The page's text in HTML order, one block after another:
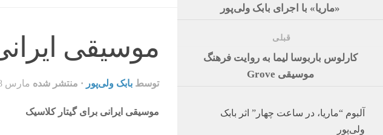
موسیقی
توسط بابک ولی‌پور · منتشر شده مارس 28, 2016
موسیقی ایرانی برای گیتار کلاسیک
«ماریا» با اجرای بابک ولی‌پور
قبلی
کارلوس باربوسا لیما به روایت فرهنگ
موسیقی Grove
آلبوم “ماریا، در ساعت چهار” اثر بابک
ولی‌پور